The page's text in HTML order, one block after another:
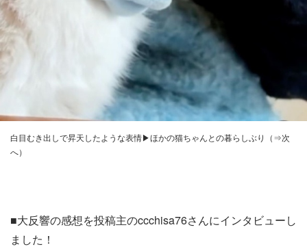
白目むき出しで昇天したような表情▶ほかの猫ちゃんとの暮らしぶり（⇒次
へ）
■大反響の感想を投稿主のccchisa76さんにインタビューし
ました！